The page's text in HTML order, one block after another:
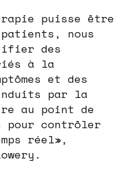
puisse être
nous
des
à la
et des
par la
au point de
pour contrôler
réel»,